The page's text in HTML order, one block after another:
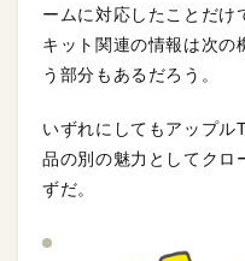
ームに対応したことだけ
キット関連の情報は次の
う部分もあるだろう。
いずれにしてもアップル
品の別の魅力としてクロ
ずだ。